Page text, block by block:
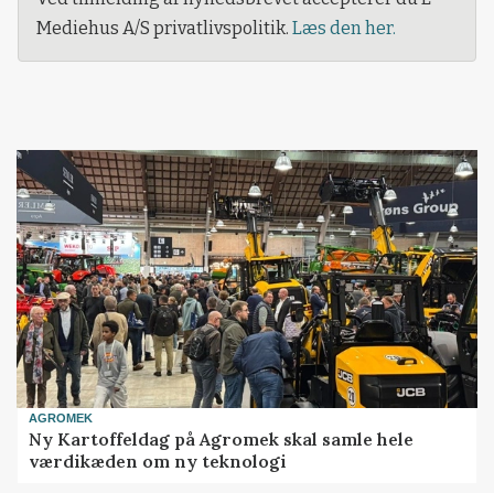
Mediehus A/S privatlivspolitik. Læs den her.
AGROMEK
Ny Kartoffeldag på Agromek skal samle hele
værdikæden om ny teknologi